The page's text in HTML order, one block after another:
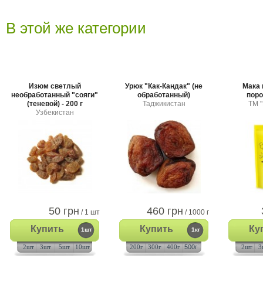
В этой же категории
Изюм светлый
необработанный "сояги"
(теневой) - 200 г
Узбекистан
50 грн / 1 шт
Купить 1шт
2шт 3шт 5шт 10шт
Урюк "Как-Кандак" (не
обработанный)
Таджикистан
460 грн / 1000 г
Купить 1кг
200г 300г 400г 500г
Мака
TM
2шт